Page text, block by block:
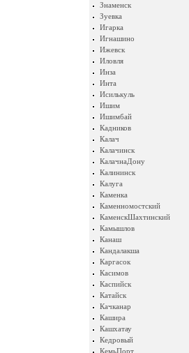
Знаменск
Зуевка
Игарка
Игнашино
Ижевск
Иловля
Инза
Инта
Исилькуль
Ишим
Ишимбай
Кадников
Калач
Калачинск
КалачнаДону
Калининск
Калуга
Каменка
Каменномостский
КаменскШахтинский
Камышлов
Канаш
Кандалакша
Каргасок
Касимов
Каспийск
Катайск
Качканар
Кашира
Кашхатау
Кедровый
КемьПорт